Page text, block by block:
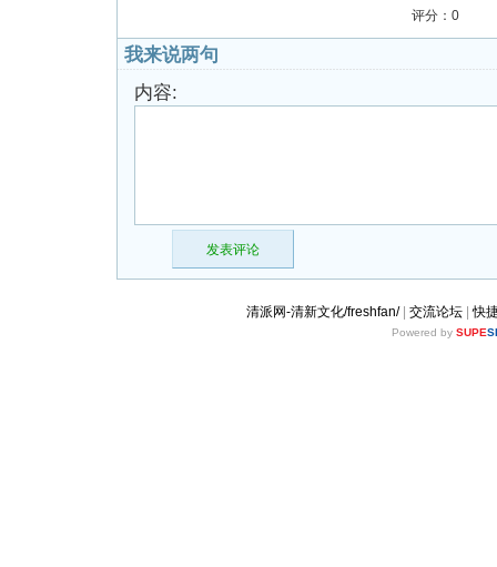
评分： 0
我来说两句
内容:
发表评论
清派网-清新文化/freshfan/| 交流论坛|快
Powered by SUPE